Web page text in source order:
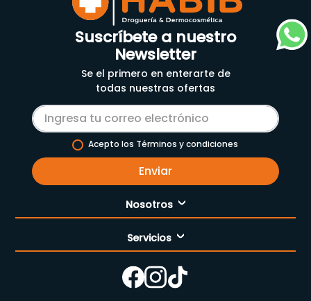
Suscríbete a nuestro
Newsletter
Se el primero en enterarte de
todas nuestras ofertas
Acepto los Términos y condiciones
Enviar
Nosotros
Nuestra empresa
Cómo comprar
Nuestras tiendas
Servicios
Enfermería